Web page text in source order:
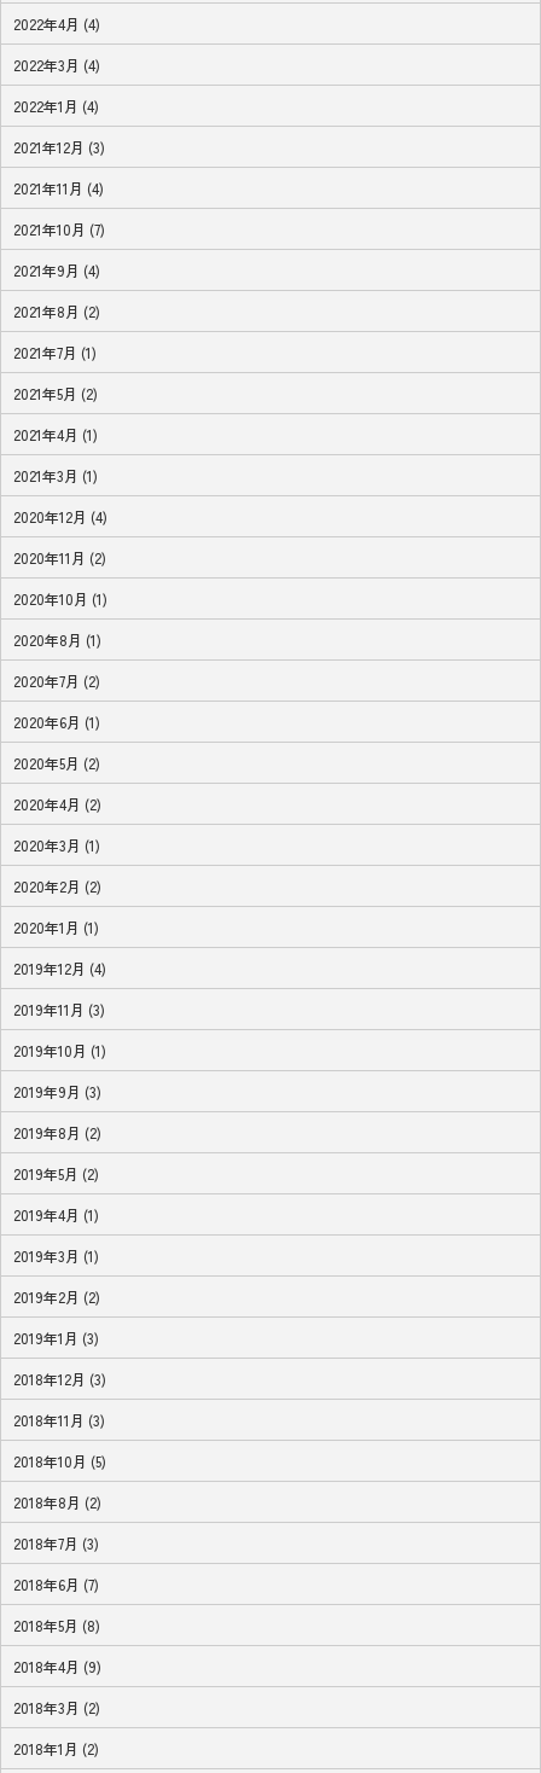
2022年4月 (4)
2022年3月 (4)
2022年1月 (4)
2021年12月 (3)
2021年11月 (4)
2021年10月 (7)
2021年9月 (4)
2021年8月 (2)
2021年7月 (1)
2021年5月 (2)
2021年4月 (1)
2021年3月 (1)
2020年12月 (4)
2020年11月 (2)
2020年10月 (1)
2020年8月 (1)
2020年7月 (2)
2020年6月 (1)
2020年5月 (2)
2020年4月 (2)
2020年3月 (1)
2020年2月 (2)
2020年1月 (1)
2019年12月 (4)
2019年11月 (3)
2019年10月 (1)
2019年9月 (3)
2019年8月 (2)
2019年5月 (2)
2019年4月 (1)
2019年3月 (1)
2019年2月 (2)
2019年1月 (3)
2018年12月 (3)
2018年11月 (3)
2018年10月 (5)
2018年8月 (2)
2018年7月 (3)
2018年6月 (7)
2018年5月 (8)
2018年4月 (9)
2018年3月 (2)
2018年1月 (2)